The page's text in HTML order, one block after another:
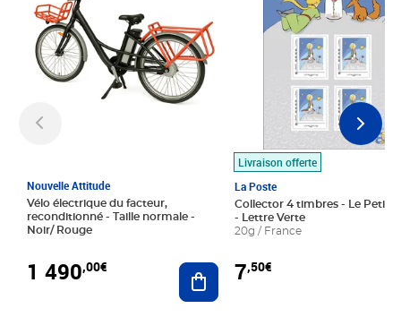
Nouvelle Attitude
Vélo électrique du facteur,
reconditionné - Taille normale -
Noir/ Rouge
1 490,00€ Ajouter au panier
Livraison offerte
La Poste
Collector 4 timbres - Le Petit
- Lettre Verte
20g / France
7,50€